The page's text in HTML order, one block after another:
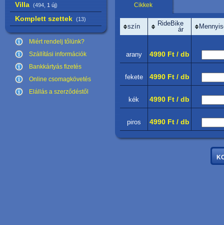
Villa (494, 1 új)
Komplett szettek (13)
Miért rendelj tőlünk?
Szállítási információk
Bankkártyás fizetés
Online csomagkövetés
Elállás a szerződéstől
Cikkek
szín
RideBike
ár
arany 4990 Ft / db
fekete 4990 Ft / db
kék 4990 Ft / db
piros 4990 Ft / db